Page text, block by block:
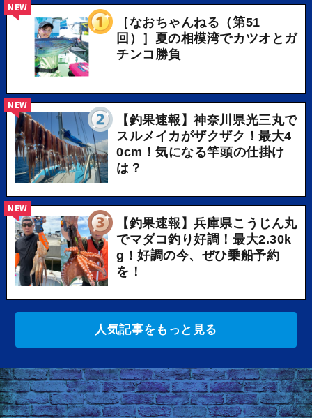
［なおちゃんねる（第51
回）］夏の相模湾でカツオとガ
チンコ勝負
NEW
【釣果速報】神奈川県光三丸で
スルメイカがザクザク！最大4
0cm！気になる竿頭の仕掛け
は？
NEW
【釣果速報】兵庫県こうじん丸
でマダコ釣り好調！最大2.30k
g！好調の今、ぜひ乗船予約
を！
NEW
人気記事をもっと見る